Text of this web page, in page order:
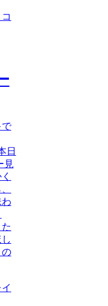
日
見